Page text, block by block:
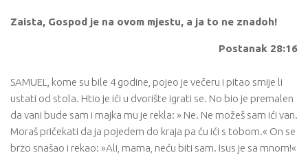
Zaista, Gospod je na ovom mjestu, a ja to ne znadoh!
Postanak 28:16
SAMUEL, kome su bile 4 godine, pojeo je večeru i pitao smije li
ustati od stola. Htio je ići u dvorište igrati se. No bio je premalen
da vani bude sam i majka mu je rekla: » Ne. Ne možeš sam ići van.
Moraš pričekati da ja pojedem do kraja pa ću ići s tobom.« On se
brzo snašao i rekao: »Ali, mama, neću biti sam. Isus je sa mnom!«